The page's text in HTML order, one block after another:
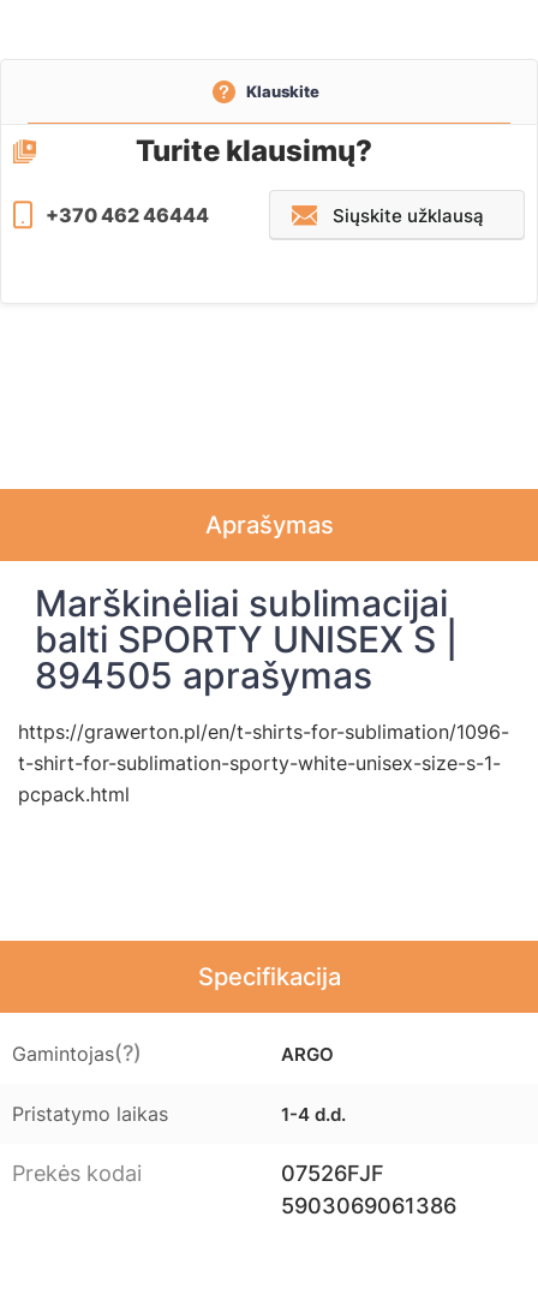
Klauskite
Turite klausimų?
+370 462 46444 Siųskite užklausą
Aprašymas
Marškinėliai sublimacijai
balti SPORTY UNISEX S |
894505 aprašymas
https://grawerton.pl/en/t-shirts-for-sublimation/1096-
t-shirt-for-sublimation-sporty-white-unisex-size-s-1-
pcpack.html
Specifikacija
Gamintojas(?) ARGO
Pristatymo laikas 1-4 d.d.
Prekės kodai
07526FJF
5903069061386